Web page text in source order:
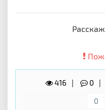
416 0
0